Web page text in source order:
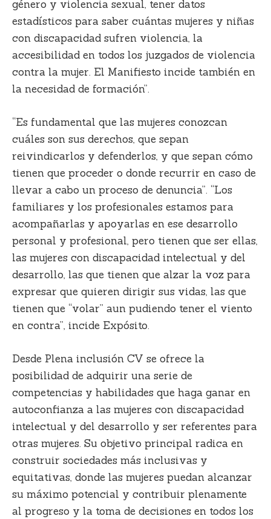
género y violencia sexual, tener datos
estadísticos para saber cuántas mujeres y niñas
con discapacidad sufren violencia, la
accesibilidad en todos los juzgados de violencia
contra la mujer. El Manifiesto incide también en
la necesidad de formación”.
“Es fundamental que las mujeres conozcan
cuáles son sus derechos, que sepan
reivindicarlos y defenderlos, y que sepan cómo
tienen que proceder o donde recurrir en caso de
llevar a cabo un proceso de denuncia”. “Los
familiares y los profesionales estamos para
acompañarlas y apoyarlas en ese desarrollo
personal y profesional, pero tienen que ser ellas,
las mujeres con discapacidad intelectual y del
desarrollo, las que tienen que alzar la voz para
expresar que quieren dirigir sus vidas, las que
tienen que “volar” aun pudiendo tener el viento
en contra”, incide Expósito.
Desde Plena inclusión CV se ofrece la
posibilidad de adquirir una serie de
competencias y habilidades que haga ganar en
autoconfianza a las mujeres con discapacidad
intelectual y del desarrollo y ser referentes para
otras mujeres. Su objetivo principal radica en
construir sociedades más inclusivas y
equitativas, donde las mujeres puedan alcanzar
su máximo potencial y contribuir plenamente
al progreso y la toma de decisiones en todos los